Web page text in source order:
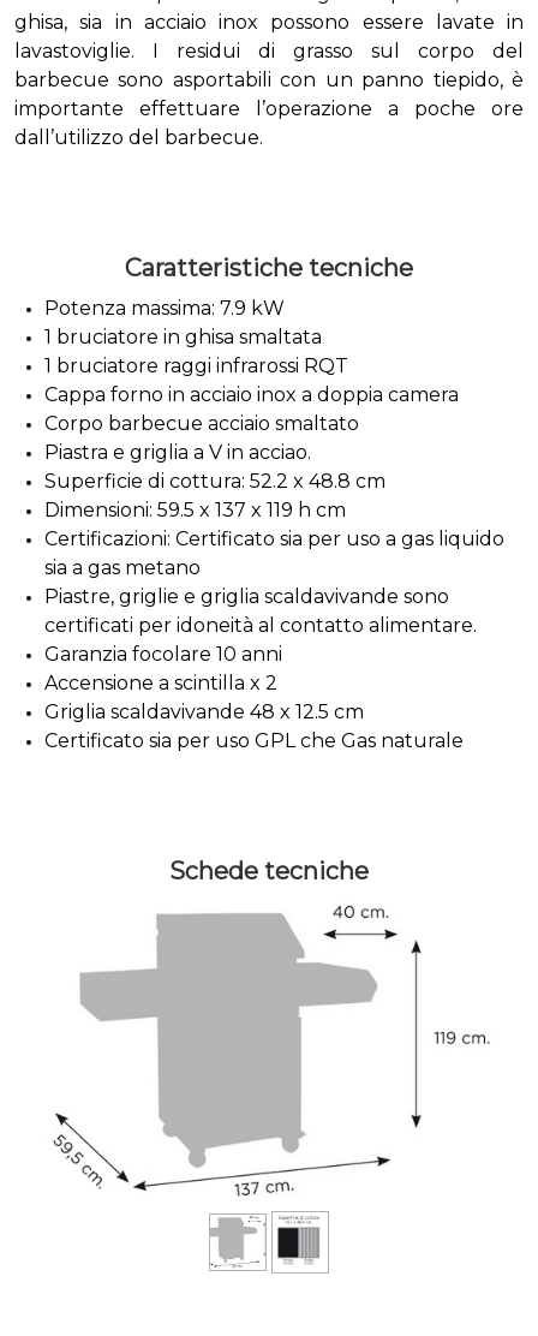
ghisa, sia in acciaio inox possono essere lavate in
lavastoviglie. I residui di grasso sul corpo del
barbecue sono asportabili con un panno tiepido, è
importante effettuare l’operazione a poche ore
dall’utilizzo del barbecue.
Caratteristiche tecniche
Potenza massima: 7.9 kW
1 bruciatore in ghisa smaltata
1 bruciatore raggi infrarossi RQT
Cappa forno in acciaio inox a doppia camera
Corpo barbecue acciaio smaltato
Piastra e griglia a V in acciao.
Superficie di cottura: 52.2 x 48.8 cm
Dimensioni: 59.5 x 137 x 119 h cm
Certificazioni: Certificato sia per uso a gas liquido
sia a gas metano
Piastre, griglie e griglia scaldavivande sono
certificati per idoneità al contatto alimentare.
Garanzia focolare 10 anni
Accensione a scintilla x 2
Griglia scaldavivande 48 x 12.5 cm
Certificato sia per uso GPL che Gas naturale
Schede tecniche